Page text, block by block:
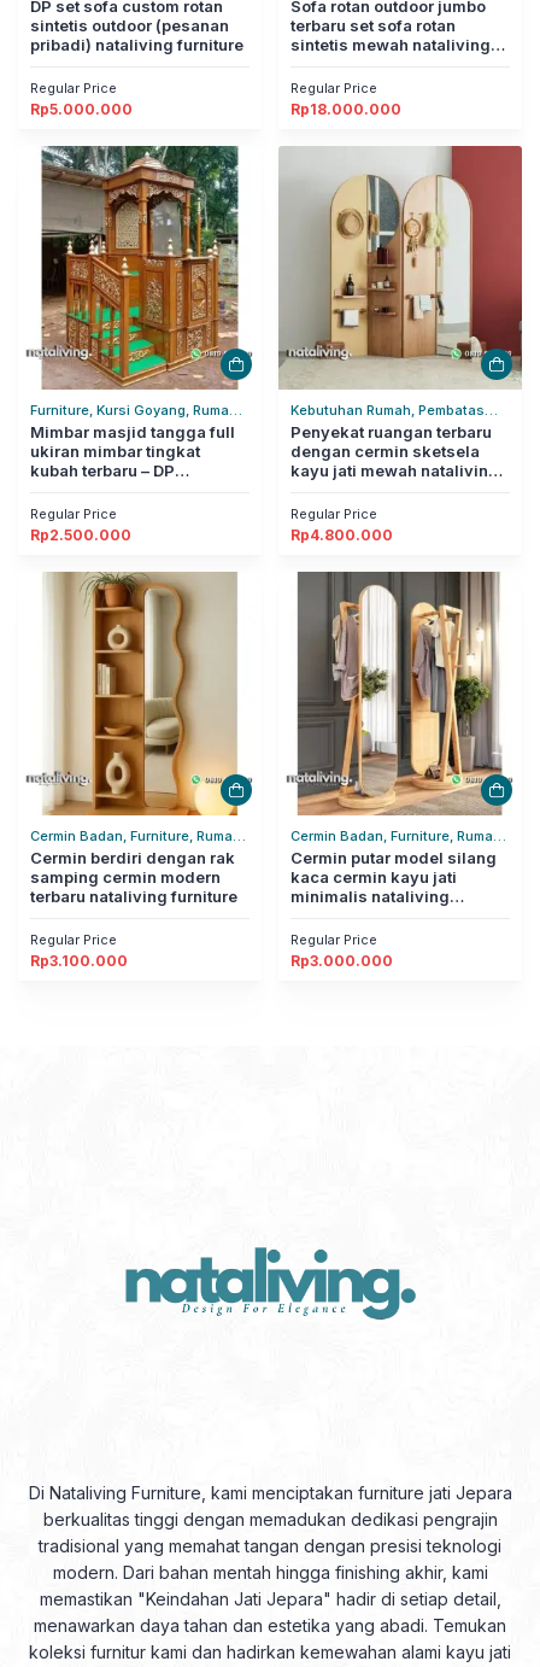
DP set sofa custom rotan
sintetis outdoor (pesanan
pribadi) nataliving furniture
Regular Price
Rp5.000.000
Sofa rotan outdoor jumbo
terbaru set sofa rotan
sintetis mewah nataliving
Regular Price
Rp18.000.000
Furniture, Kursi Goyang, Rumah
Tangga
Mimbar masjid tangga full
ukiran mimbar tingkat
kubah terbaru – DP
Regular Price
Rp2.500.000
Kebutuhan Rumah, Pembatas
Ruangan, Rumah Tangga
Penyekat ruangan terbaru
dengan cermin sketsela
kayu jati mewah nataliving
Regular Price
Rp4.800.000
Cermin Badan, Furniture, Rumah
Tangga
Cermin berdiri dengan rak
samping cermin modern
terbaru nataliving furniture
Regular Price
Rp3.100.000
Cermin Badan, Furniture, Rumah
Tangga
Cermin putar model silang
kaca cermin kayu jati
minimalis nataliving
Regular Price
Rp3.000.000
Di Nataliving Furniture, kami menciptakan furniture jati Jepara
berkualitas tinggi dengan memadukan dedikasi pengrajin
tradisional yang memahat tangan dengan presisi teknologi
modern. Dari bahan mentah hingga finishing akhir, kami
memastikan "Keindahan Jati Jepara" hadir di setiap detail,
menawarkan daya tahan dan estetika yang abadi. Temukan
koleksi furnitur kami dan hadirkan kemewahan alami kayu jati